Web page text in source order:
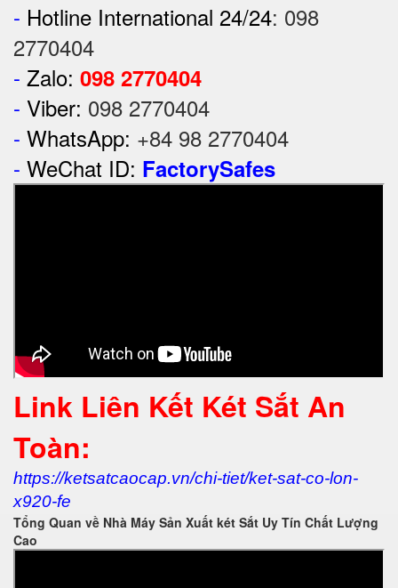
- Hotline International 24/24: 098
2770404
- Zalo: 098 2770404
- Viber: 098 2770404
- WhatsApp: +84 98 2770404
- WeChat ID: FactorySafes
Link Liên Kết Két Sắt An
Toàn:
https://ketsatcaocap.vn/chi-tiet/ket-sat-co-lon-
x920-fe
Tổng Quan về Nhà Máy Sản Xuất két Sắt Uy Tín Chất Lượng
Cao